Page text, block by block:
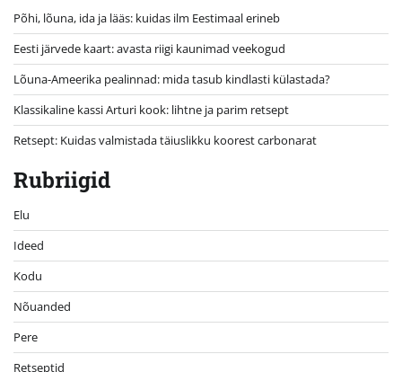
Põhi, lõuna, ida ja lääs: kuidas ilm Eestimaal erineb
Eesti järvede kaart: avasta riigi kaunimad veekogud
Lõuna-Ameerika pealinnad: mida tasub kindlasti külastada?
Klassikaline kassi Arturi kook: lihtne ja parim retsept
Retsept: Kuidas valmistada täiuslikku koorest carbonarat
Rubriigid
Elu
Ideed
Kodu
Nõuanded
Pere
Retseptid